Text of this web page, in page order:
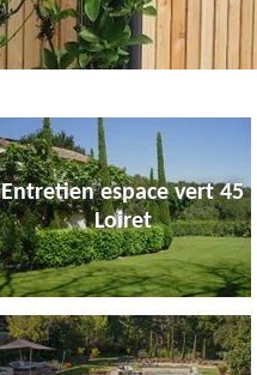
Entretien espace vert 45
Loiret